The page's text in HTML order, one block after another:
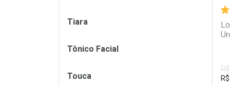
R$
Tiara
Tônico Facial
Touca